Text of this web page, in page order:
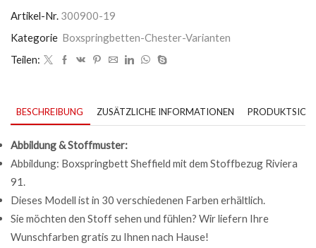
Menge
Artikel-Nr. 300900-19
Kategorie Boxspringbetten-Chester-Varianten
Teilen:
BESCHREIBUNG ZUSÄTZLICHE INFORMATIONEN
Abbildung & Stoffmuster:
Abbildung: Boxspringbett Sheffield mit dem Stoffbezug Riviera
91.
Dieses Modell ist in 30 verschiedenen Farben erhältlich.
Sie möchten den Stoff sehen und fühlen? Wir liefern Ihre
Wunschfarben gratis zu Ihnen nach Hause!